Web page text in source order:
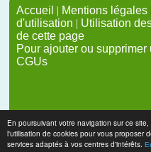
En poursuivant votre navigation sur ce
l'utilisation de cookies pour vous proposer
services adaptés à vos centres d'intérêts.
Accueil | Mentions légales
d'utilisation | Utilisation
de cette page
Pour ajouter ou
CGUs